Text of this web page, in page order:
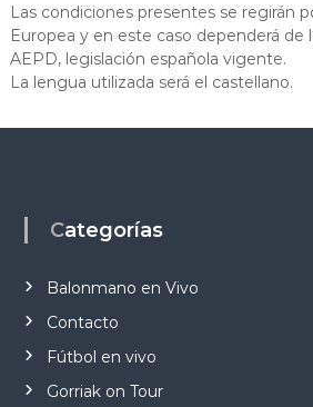
Las condiciones presentes se regirán
Europea y en este caso dependerá de
AEPD, legislación española vigente.
La lengua utilizada será el castellano.
Categorías
Balonmano en Vivo
Contacto
Fútbol en vivo
Gorriak on Tour